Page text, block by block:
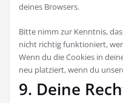
deines Browsers.
Bitte nimm zur Kenntnis,
nicht richtig funktioniert,
Wenn du die Cookies in
neu platziert, wenn du
9. Deine